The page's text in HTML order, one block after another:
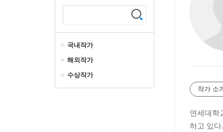
국내작가
해외작가
수상작가
작가 소
연세대학
하고 있다.